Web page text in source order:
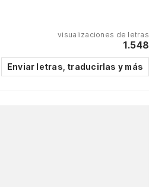
visualizaciones de letras
1.548
Enviar letras, traducirlas y más